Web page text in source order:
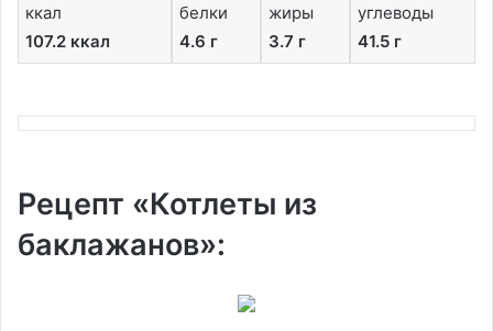
ккал
107.2 ккал
белки
4.6 г
жиры
3.7 г
углеводы
41.5 г
Рецепт «Котлеты из
баклажанов»: